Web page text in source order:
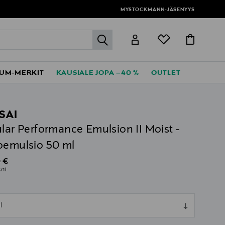
MYSTOCKMANN-JÄSENYYS
label.header.go
MERKIT KAUSIALE JOPA –40 % OUTLET
Performance Emulsion II Moist -
50 ml
Price
€
1l
null